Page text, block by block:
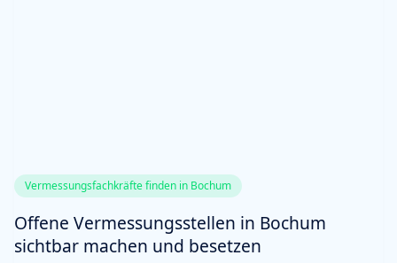
Vermessungsfachkräfte finden in Bochum
Offene Vermessungsstellen in Bochum
sichtbar machen und besetzen